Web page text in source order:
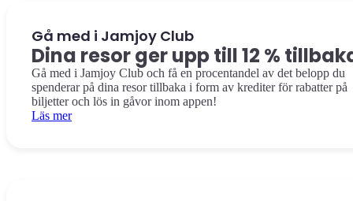
Gå med i Jamjoy Club
Dina resor ger upp till 12 %
Gå med i Jamjoy Club och få en procentandel av det belopp du
spenderar på dina resor tillbaka i form av krediter för rabatter på
biljetter och lös in gåvor inom appen!
Läs mer